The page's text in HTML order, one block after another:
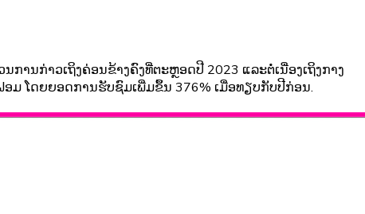
ານກ່າວເຖິງຄ່ອນຂ້າງຄົງທີ່ຕະຫຼອດປີ 2023 ແລະຕໍ່ເນື່ອງເຖິງກາງ
ມ ໂດຍຍອດການຮັບຊົມເພີ່ມຂຶ້ນ 376% ເມື່ອທຽບກັບປີກ່ອນ.